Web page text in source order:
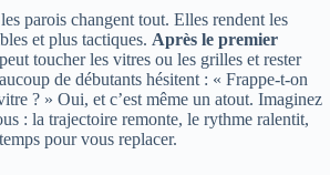
parois changent tout. Elles rendent les
et plus tactiques. Après le premier
toucher les vitres ou les grilles et rester
de débutants hésitent : « Frappe-t-on
? » Oui, et c’est même un atout. Imaginez
: la trajectoire remonte, le rythme ralentit,
pour vous replacer.